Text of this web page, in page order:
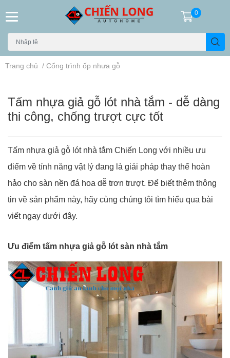
0
Trang chủ / Cổng trình ốp nhưa gỗ
Tấm nhựa giả gỗ lót nhà tắm - dễ dàng
thi công, chống trượt cực tốt
Tấm nhựa giả gỗ lót nhà tắm Chiến Long với nhiều ưu
điểm về tính năng vật lý đang là giải pháp thay thế hoàn
hảo cho sàn nền đá hoa dễ trơn trượt. Để biết thêm thông
tin về sản phẩm này, hãy cùng chúng tôi tìm hiểu qua bài
viết ngay dưới đây.
Ưu điểm tấm nhựa giả gỗ lót sàn nhà tắm